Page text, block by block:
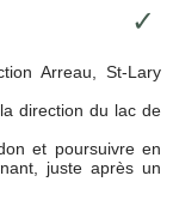
✓
Arreau, St-Lary
direction du lac de
et poursuivre en
juste après un